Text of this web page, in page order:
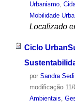
Urbanismo,
Mobilidade
Localizado
Ciclo
por Sandra
modificação11/
Ambientais